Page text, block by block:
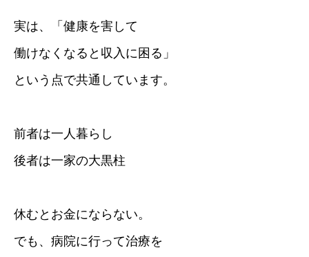
実は、「健康を害して
働けなくなると収入に困る」
という点で共通しています。
前者は一人暮らし
後者は一家の大黒柱
休むとお金にならない。
でも、病院に行って治療を